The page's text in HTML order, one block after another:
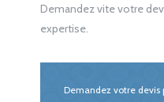
Demandez vite votre
expertise.
Demandez votre devis